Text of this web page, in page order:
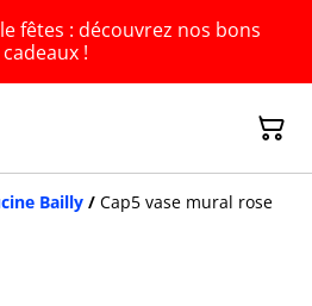
fêtes : découvrez nos bons
cadeaux !
Bailly / Cap5 vase mural rose